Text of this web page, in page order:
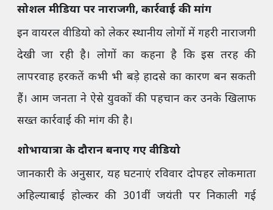
सोशल मीडिया पर नाराजगी, कार्रवाई की मांग
इन वायरल वीडियो को लेकर स्थानीय लोगों में गहरी नाराजगी
देखी जा रही है। लोगों का कहना है कि इस तरह की
लापरवाह हरकतें कभी भी बड़े हादसे का कारण बन सकती
हैं। आम जनता ने ऐसे युवकों की पहचान कर उनके खिलाफ
सख्त कार्रवाई की मांग की है।
शोभायात्रा के दौरान बनाए गए वीडियो
जानकारी के अनुसार, यह घटनाएं रविवार दोपहर लोकमाता
अहिल्याबाई होल्कर की 301वीं जयंती पर निकाली गई